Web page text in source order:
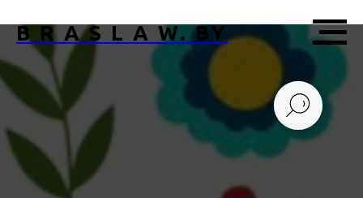
B R A S L A W. BY